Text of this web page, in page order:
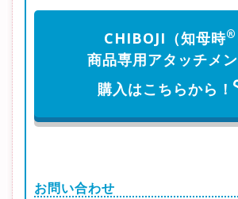
CHIBOJI（知母時®
商品専用アタッチメ
購入はこちらから！
お問い合わせ